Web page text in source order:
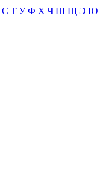
С Т У Ф Х Ч Ш Щ Э Ю